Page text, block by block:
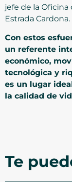
jefe de la
Estrada Cardona.
Con estos
un referente
económico,
tecnológica y
es un lugar
la calidad de
Te